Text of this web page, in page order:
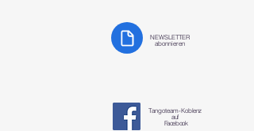
NEWSLETTER
abonnieren
Tangoteam-Koblenz
auf
Facebook